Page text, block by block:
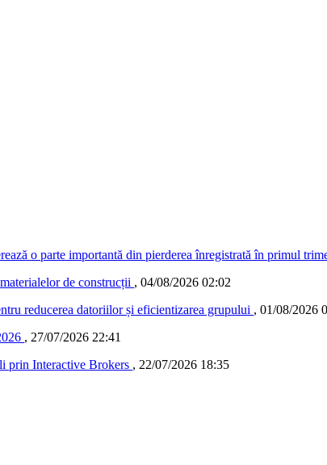
o parte importantă din pierderea înregistrată în primul
de construcții , 04/08/2026 02:02
reducerea datoriilor și eficientizarea grupului , 01/08/2026
, 27/07/2026 22:41
prin Interactive Brokers , 22/07/2026 18:35